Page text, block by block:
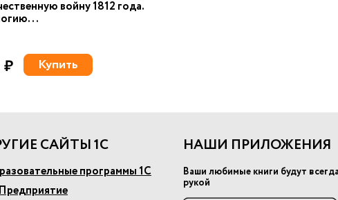
войну 1812 года.
₽ Купить
САЙТЫ 1С
программы 1С
НАШИ ПРИЛОЖЕНИЯ
Ваши любимые книги будут
рукой